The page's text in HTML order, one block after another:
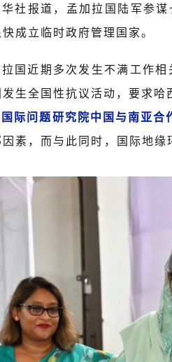
社报道，孟加拉国陆军参
成立临时政府管理国家。
国近期多次发生不满工作
生全国性抗议活动，要求哈
际问题研究院中国与南亚合
素，而与此同时，国际地